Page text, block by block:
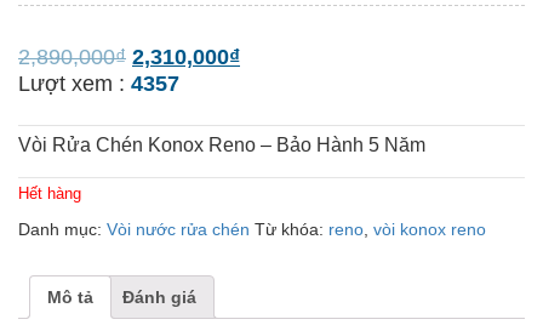
2,890,000₫ 2,310,000₫
Lượt xem : 4357
Vòi Rửa Chén Konox Reno – Bảo Hành 5 Năm
Hết hàng
Danh mục: Vòi nước rửa chén Từ khóa: reno vòi konox reno
Mô tả Đánh giá